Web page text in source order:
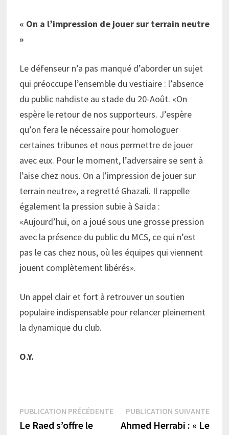
« On a l’impression de jouer sur terrain neutre
»
Le défenseur n’a pas manqué d’aborder un sujet
qui préoccupe l’ensemble du vestiaire : l’absence
du public nahdiste au stade du 20-Août. «On
espère le retour de nos supporteurs. J’espère
qu’on fera le nécessaire pour homologuer
certaines tribunes et nous permettre de jouer
avec eux. Pour le moment, l’adversaire se sent à
l’aise chez nous. On a l’impression de jouer sur
terrain neutre», a regretté Ghazali. Il rappelle
également la pression subie à Saïda :
«Aujourd’hui, on a joué sous une grosse pression
avec la présence du public du MCS, ce qui n’est
pas le cas chez nous, où les équipes qui viennent
jouent complètement libérés».
Un appel clair et fort à retrouver un soutien
populaire indispensable pour relancer pleinement
la dynamique du club.
O.Y.
Navigation
PUBLICATION PRÉCÉDENTEPublication
précédente :
Le Raed s’offre le
PUBLICATION SUIVANTE
Ahmed Herrabi : « Le